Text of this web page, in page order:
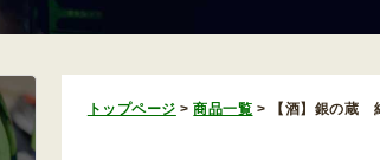
トップページ >商品一覧 > 【酒】銀の蔵